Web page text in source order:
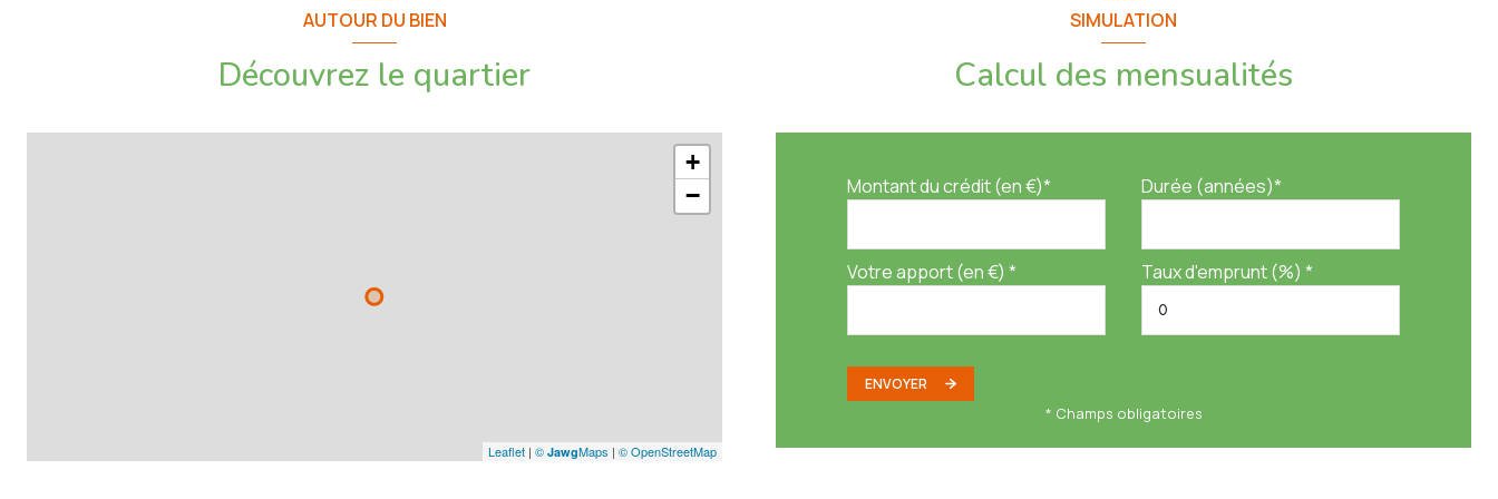
Les informations sur les risques auxquels ce bien est exposé sont disponibles sur le site Géorisques :
AUTOUR DU BIEN
Découvrez le quartier
+
−
Leaflet | © JawgMaps | © OpenStreetMap
SIMULATION
Calcul des mensualités
Montant du crédit (en €)* Durée (années)*
Votre apport (en €) * Taux d'emprunt (%) *
ENVOYER
* Champs obligatoires